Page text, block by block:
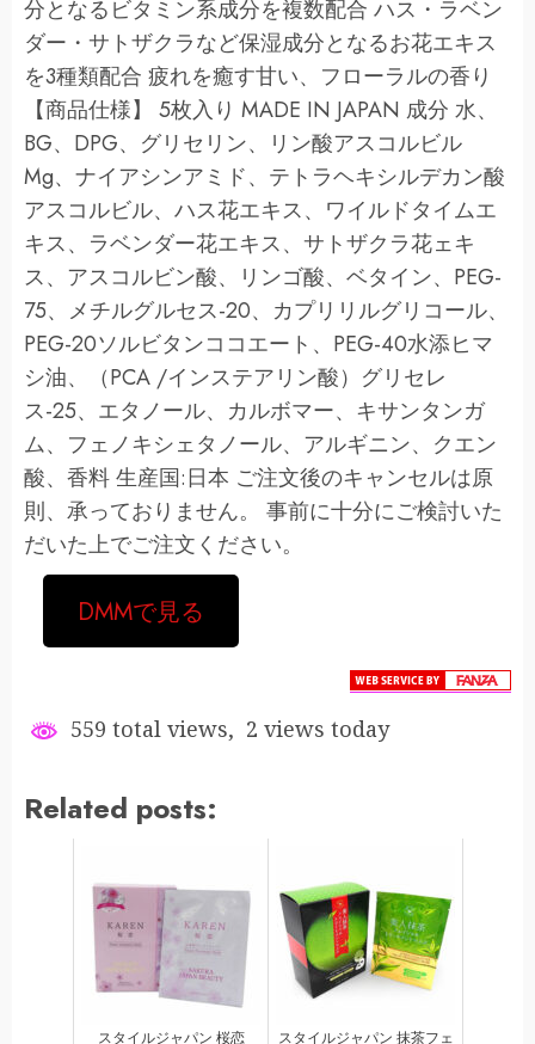
分となるビタミン系成分を複数配合 ハス・ラベン
ダー・サトザクラなど保湿成分となるお花エキス
を3種類配合 疲れを癒す甘い、フローラルの香り
【商品仕様】 5枚入り MADE IN JAPAN 成分 水、
BG、DPG、グリセリン、リン酸アスコルビル
Mg、ナイアシンアミド、テトラヘキシルデカン酸
アスコルビル、ハス花エキス、ワイルドタイムエ
キス、ラベンダー花エキス、サトザクラ花ェキ
ス、アスコルビン酸、リンゴ酸、ベタイン、PEG-
75、メチルグルセス-20、カプリリルグリコール、
PEG-20ソルビタンココエート、PEG-40水添ヒマ
シ油、（PCA /インステアリン酸）グリセレ
ス-25、エタノール、カルボマー、キサンタンガ
ム、フェノキシェタノール、アルギニン、クエン
酸、香料 生産国:日本 ご注文後のキャンセルは原
則、承っておりません。 事前に十分にご検討いた
だいた上でご注文ください。
DMMで見る
559 total views, 2 views today
Related posts:
スタイルジャパン 桜恋 スタイルジャパン 抹茶フェ